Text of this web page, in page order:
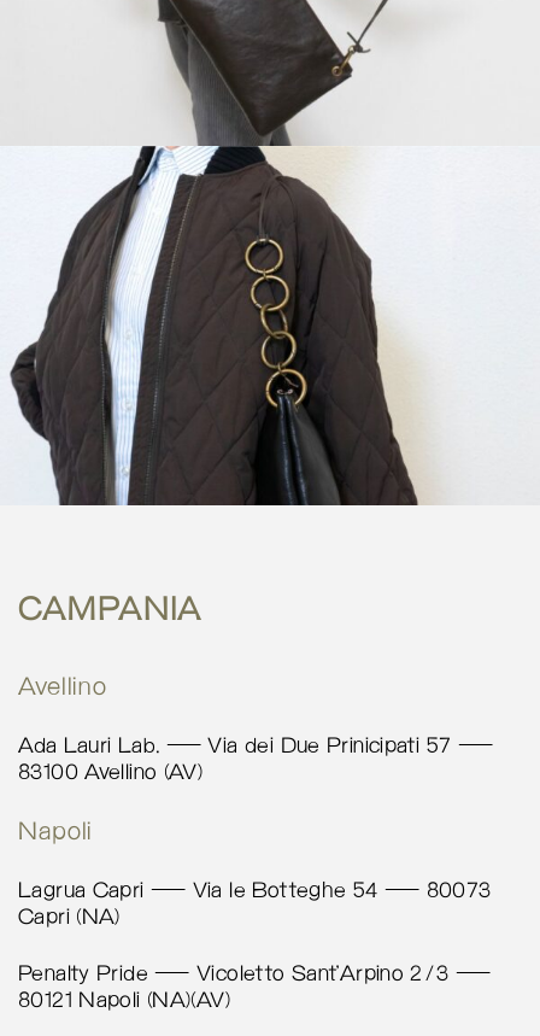
Diego Zoroddu
Circonvallazione Ostiense 275
Roma 00154
More info
4821.4 km
Calcola percorso
Gallerya Aurelia
Via Abbrescia 83A
Bari 70121
Italy
4878.6 km
Moi Perugia
Perugia 06121
Italy
More info
4949.6 km
Calcola percorso
La Bottega di Brunella – Firenze
Via Porta Rossa 8
CAMPANIA
Avellino
Ada Lauri Lab. – Via dei Due Prinicipati 57 –
83100 Avellino (AV)
Napoli
Lagrua Capri – Via le Botteghe 54 – 80073
Capri (NA)
Penalty Pride – Vicoletto Sant’Arpino 2/3 –
80121 Napoli (NA)(AV)